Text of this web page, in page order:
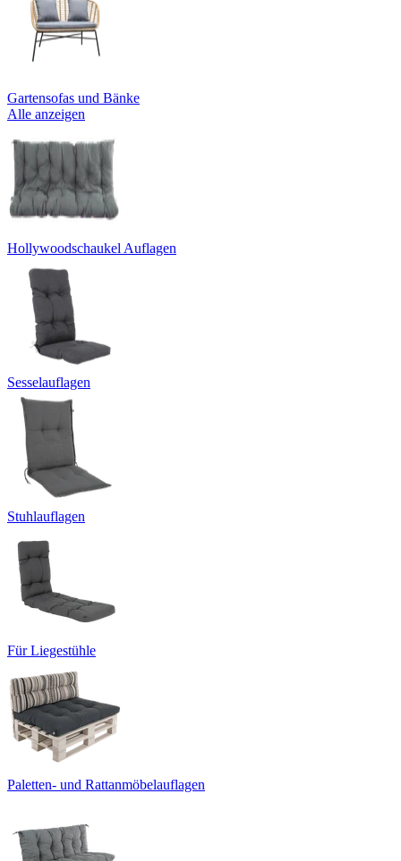
Gartensofas und Bänke
Alle anzeigen
Hollywoodschaukel Auflagen
Sesselauflagen
Stuhlauflagen
Für Liegestühle
Paletten- und Rattanmöbelauflagen